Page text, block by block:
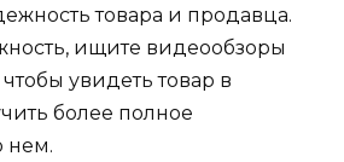
товара и продавца.
ищите видеообзоры
увидеть товар в
более полное
нем.